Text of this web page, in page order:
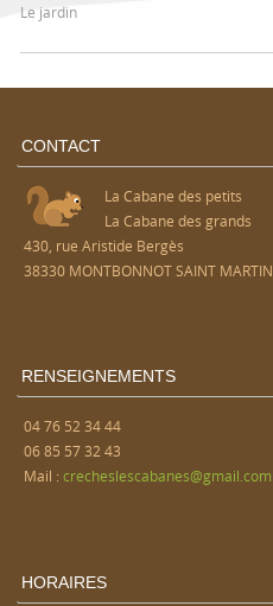
Le jardin
CONTACT
La Cabane des petits
La Cabane des grands
430, rue Aristide Bergès
38330 MONTBONNOT SAINT MARTIN
RENSEIGNEMENTS
04 76 52 34 44
06 85 57 32 43
Mail : crecheslescabanes@gmail.com
HORAIRES